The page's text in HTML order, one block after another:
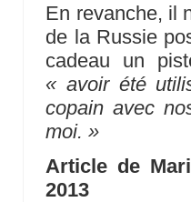
En revanche, il
de la Russie
cadeau un
« avoir été
copain avec
moi. »
Article de
2013